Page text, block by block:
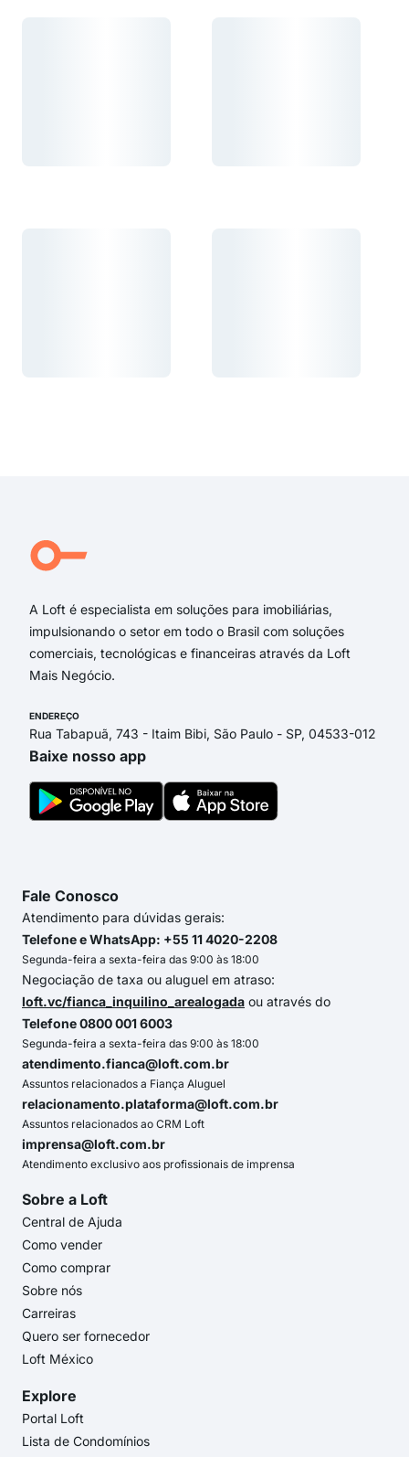
A Loft é especialista em soluções para imobiliárias,
impulsionando o setor em todo o Brasil com soluções
comerciais, tecnológicas e financeiras através da Loft
Mais Negócio.
ENDEREÇO
Rua Tabapuã, 743 - Itaim Bibi, São Paulo - SP, 04533-012
Baixe nosso app
Fale Conosco
Atendimento para dúvidas gerais:
Telefone e WhatsApp: +55 11 4020-2208
Segunda-feira a sexta-feira das 9:00 às 18:00
Negociação de taxa ou aluguel em atraso:
loft.vc/fianca_inquilino_arealogada ou através do
Telefone 0800 001 6003
Segunda-feira a sexta-feira das 9:00 às 18:00
atendimento.fianca@loft.com.br
Assuntos relacionados a Fiança Aluguel
relacionamento.plataforma@loft.com.br
Assuntos relacionados ao CRM Loft
imprensa@loft.com.br
Atendimento exclusivo aos profissionais de imprensa
Sobre a Loft
Central de Ajuda
Como vender
Como comprar
Sobre nós
Carreiras
Quero ser fornecedor
Loft México
Explore
Portal Loft
Lista de Condomínios